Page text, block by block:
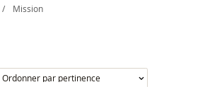
/ Mission